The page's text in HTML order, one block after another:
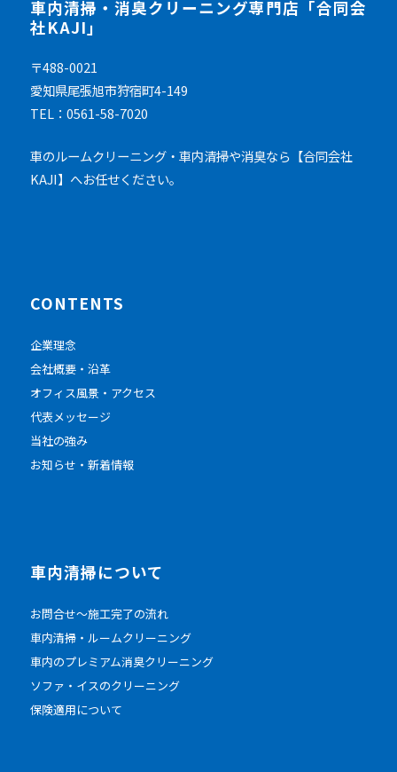
車内清掃・消臭クリーニング専門店「合同会
社KAJI」
〒488-0021
愛知県尾張旭市狩宿町4-149
TEL：0561-58-7020
車のルームクリーニング・車内清掃や消臭なら【合同会社
KAJI】へお任せください。
CONTENTS
企業理念
会社概要・沿革
オフィス風景・アクセス
代表メッセージ
当社の強み
お知らせ・新着情報
車内清掃について
お問合せ～施工完了の流れ
車内清掃・ルームクリーニング
車内のプレミアム消臭クリーニング
ソファ・イスのクリーニング
保険適用について